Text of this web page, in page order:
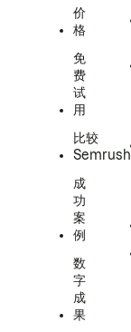
价
格
免
费
试
用
比较
Semrush
成
功
案
例
数
字
成
果